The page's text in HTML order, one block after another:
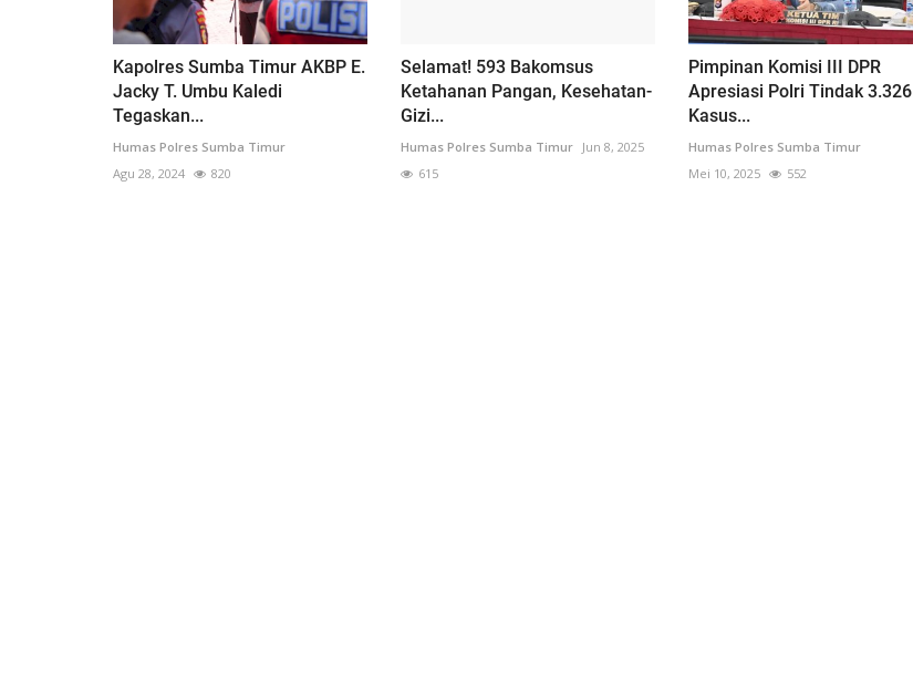
Kapolres Sumba Timur AKBP E.
Jacky T. Umbu Kaledi
Tegaskan...
Humas Polres Sumba Timur
Agu 28, 2024
820
Selamat! 593 Bakomsus
Ketahanan Pangan, Kesehatan-
Gizi...
Humas Polres Sumba Timur
Jun 8, 2025
615
Pimpinan Komisi III DPR
Apresiasi Polri Tindak 3.326
Kasus...
Humas Polres Sumba Timur
Mei 10, 2025
552